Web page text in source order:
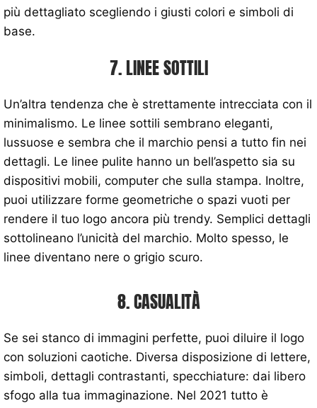
più dettagliato scegliendo i giusti colori e simboli di
base.
7. LINEE SOTTILI
Un’altra tendenza che è strettamente intrecciata con il
minimalismo. Le linee sottili sembrano eleganti,
lussuose e sembra che il marchio pensi a tutto fin nei
dettagli. Le linee pulite hanno un bell’aspetto sia su
dispositivi mobili, computer che sulla stampa. Inoltre,
puoi utilizzare forme geometriche o spazi vuoti per
rendere il tuo logo ancora più trendy. Semplici dettagli
sottolineano l’unicità del marchio. Molto spesso, le
linee diventano nere o grigio scuro.
8. CASUALITÀ
Se sei stanco di immagini perfette, puoi diluire il logo
con soluzioni caotiche. Diversa disposizione di lettere,
simboli, dettagli contrastanti, specchiature: dai libero
sfogo alla tua immaginazione. Nel 2021 tutto è